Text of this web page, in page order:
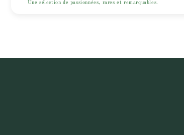
Une sélection de passionnées, rares et remarquables.